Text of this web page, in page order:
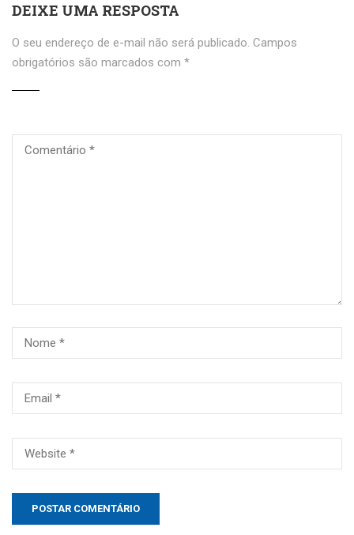
DEIXE UMA RESPOSTA
O seu endereço de e-mail não será publicado. Campos
obrigatórios são marcados com *